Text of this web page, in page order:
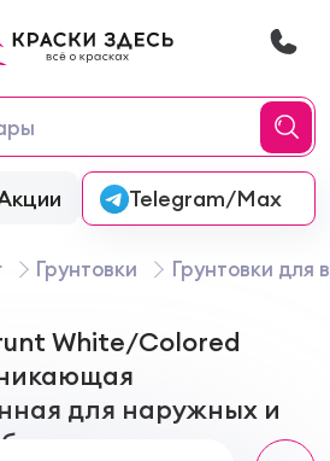
Онлайн-колеровка
Telegram/Max
Грунтовки Грунтовки для
White/Colored
для наружных и